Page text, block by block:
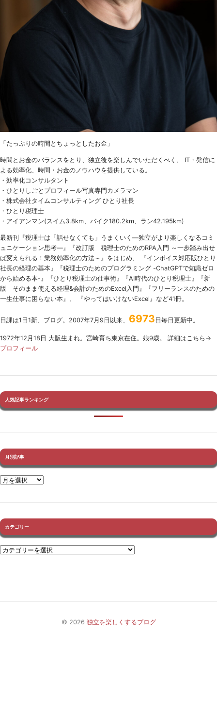
「たっぷりの時間とちょっとしたお金」
時間とお金のバランスをとり、独立後を楽しんでいただくべく、 IT・発信に
よる効率化、時間・お金のノウハウを提供している。
・効率化コンサルタント
・ひとりしごとプロフィール写真専門カメラマン
・株式会社タイムコンサルティング ひとり社長
・ひとり税理士
・アイアンマン(スイム3.8km、バイク180.2km、ラン42.195km)
最新刊『税理士は「話せなくても」うまくいく ―独立がより楽しくなるコミ
ュニケーション思考―』『改訂版 税理士のためのRPA 入門 ～一歩踏み出せ
ば変えられる！業務効率化の方法～』をはじめ、 『インボイス対応版ひとり
社長の経理の基本』『税理士のためのプログラミング -ChatGPTで知識ゼロ
から始める本-』『ひとり税理士の仕事術』『AI時代のひとり税理士』『新
版 そのまま使える経理&会計のためのExcel入門』『フリーランスのための
一生仕事に困らない本』、 『やってはいけないExcel』など41冊。
日課は1日1新、ブログ。2007年7月9日以来、 6973 日毎日更新中。
1972年12月18日 大阪生まれ。宮崎育ち東京在住。娘9歳。 詳細はこちら→
プロフィール
人気記事ランキング
月別記事
カテゴリー
© 2026 独立を楽しくするブログ